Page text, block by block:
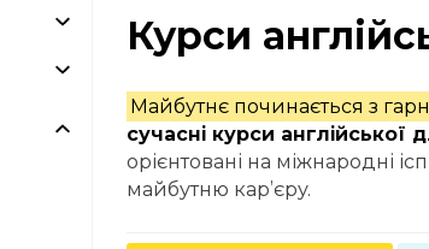
Курси
Майбутнє починається з
сучасні курси англійської
орієнтовані на міжнародні
майбутню кар’єру.